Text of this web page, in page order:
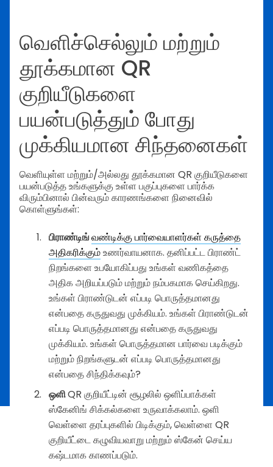
வெளிச்செல்லும் மற்றும்
தூக்கமான QR
குறியீடுகளை
பயன்படுத்தும் போது
முக்கியமான சிந்தனைகள்
வெளியுள்ள மற்றும்/அல்லது தூக்கமான QR குறியீடுகளை
பயன்படுத்த உங்களுக்கு உள்ள பகுப்புகளை பார்க்க
விரும்பினால் பின்வரும் காரணங்களை நினைவில்
கொள்ளுங்கள்:
பிராண்டிங்வண்டிக்கு பார்வையாளர்கள் கருத்தை
அதிகரிக்கும்உணர்வாயனாக. தனிப்பட்ட பிராண்ட்
நிறங்களை உபயோகிப்பது உங்கள் வணிகத்தை
அதிக அறியப்படும் மற்றும் நம்பகமாக செய்கிறது.
உங்கள் பிராண்டுடன் எப்படி பொருத்தமானது
என்பதை கருதுவது முக்கியம். உங்கள் பிராண்டுடன்
எப்படி பொருத்தமானது என்பதை கருதுவது
முக்கியம். உங்கள் பொருத்தமான பார்வை படிக்கும்
மற்றும் நிறங்களுடன் எப்படி பொருத்தமானது
என்பதை சிந்திக்கவும்?
ஒளிQR குறியீட்டின் சூழலில் ஒளிப்பாக்கள்
ஸ்கேனிங் சிக்கல்களை உருவாக்கலாம். ஒளி
வெள்ளை தரப்புகளில் பிடிக்கும், வெள்ளை QR
குறியீட்டை கழுவியவாறு மற்றும் ஸ்கேன் செய்ய
கஷ்டமாக காணப்படும்.